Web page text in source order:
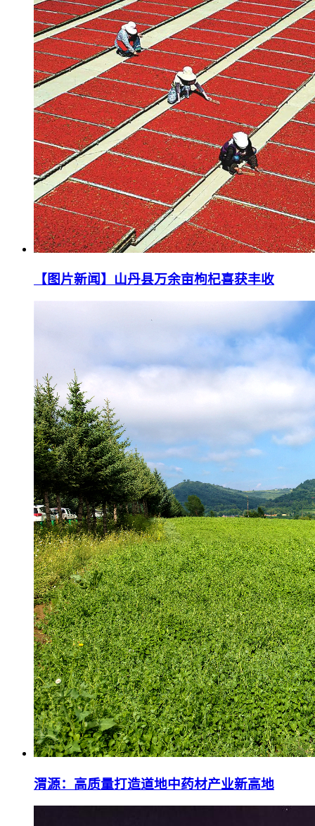
【图片新闻】山丹县万余亩枸杞喜获丰收
渭源：高质量打造道地中药材产业新高地